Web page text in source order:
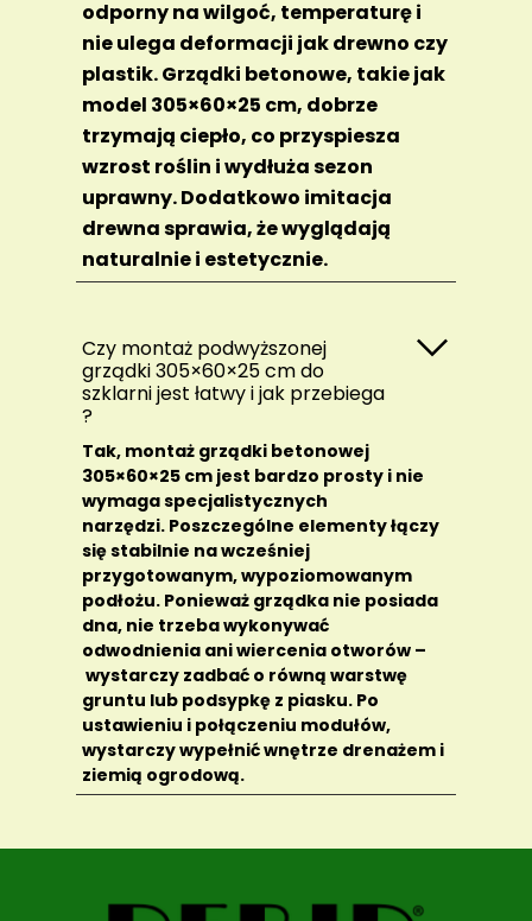
odporny na wilgoć, temperaturę i
nie ulega deformacji jak drewno czy
plastik. Grządki betonowe, takie jak
model 305×60×25 cm, dobrze
trzymają ciepło, co przyspiesza
wzrost roślin i wydłuża sezon
uprawny. Dodatkowo imitacja
drewna sprawia, że wyglądają
naturalnie i estetycznie.
Czy montaż podwyższonej
grządki 305×60×25 cm do
szklarni jest łatwy i jak przebiega
?
Tak, montaż grządki betonowej
305×60×25 cm jest bardzo prosty i nie
wymaga specjalistycznych
narzędzi. Poszczególne elementy łączy
się stabilnie na wcześniej
przygotowanym, wypoziomowanym
podłożu. Ponieważ grządka nie posiada
dna, nie trzeba wykonywać
odwodnienia ani wiercenia otworów –
wystarczy zadbać o równą warstwę
gruntu lub podsypkę z piasku. Po
ustawieniu i połączeniu modułów,
wystarczy wypełnić wnętrze drenażem i
ziemią ogrodową.